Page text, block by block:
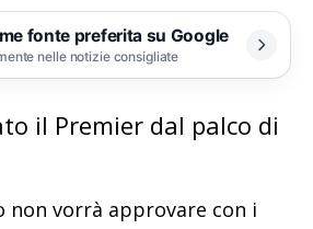
fonte preferita su Google
nelle notizie consigliate
il Premier dal palco di
non vorrà approvare con i